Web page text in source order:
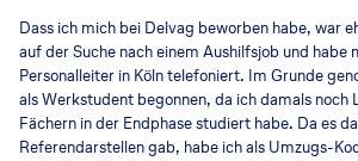
Dass ich mich bei Delvag beworben habe, war
auf der Suche nach einem Aushilfsjob und
Personalleiter in Köln telefoniert. Im Grunde
als Werkstudent begonnen, da ich damals noch
Fächern in der Endphase studiert habe. Da es
Referendarstellen gab, habe ich als Umzugs-